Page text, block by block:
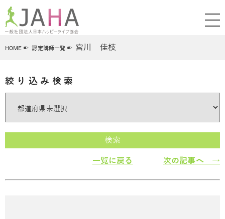
HOME 認定講師一覧 宮川 佳枝
絞り込み検索
検索
一覧に戻る 次の記事へ →